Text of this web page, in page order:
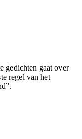
gedichten gaat over
regel van het